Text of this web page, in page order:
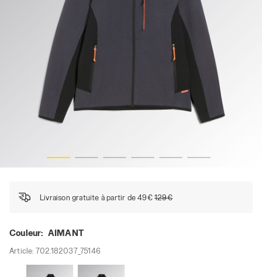
Livraison gratuite à partir de 49€ 129€
Couleur: AIMANT
Article: 702.182037_75146